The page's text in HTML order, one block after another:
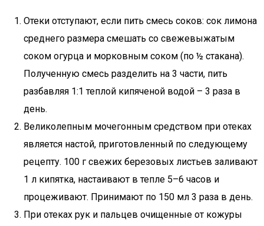
Отеки отступают, если пить смесь соков: сок лимона
среднего размера смешать со свежевыжатым
соком огурца и морковным соком (по ½ стакана).
Полученную смесь разделить на 3 части, пить
разбавляя 1:1 теплой кипяченой водой – 3 раза в
день.
Великолепным мочегонным средством при отеках
является настой, приготовленный по следующему
рецепту. 100 г свежих березовых листьев заливают
1 л кипятка, настаивают в тепле 5–6 часов и
процеживают. Принимают по 150 мл 3 раза в день.
При отеках рук и пальцев очищенные от кожуры